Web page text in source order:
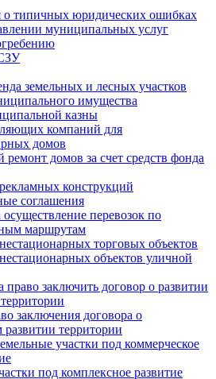
типичных юридических ошибках
муниципальных услуг
земельных и лесных участков
имущества
казны
компаний для
домов
домов за счет средств фонда
конструкций
соглашения
перевозок по
маршрутам
торговых объектов
объектов уличной
заключить договор о развитии
заключения договора о
территории
участки под коммерческое
под комплексное развитие